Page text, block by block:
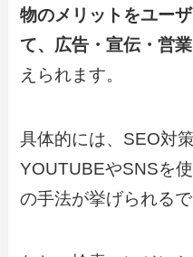
物のメリットをユー
て、広告・宣伝・営
えられます。
具体的には、SEO対
YOUTUBEやSNSを
の手法が挙げられるで